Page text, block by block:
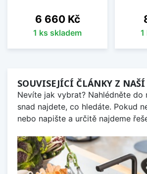
Cena
6 660 Kč
1 ks skladem 1
SOUVISEJÍCÍ ČLÁNKY Z
Nevíte jak vybrat? Nahlédněte do
snad najdete, co hledáte. Pokud
nebo napište a určitě najdeme